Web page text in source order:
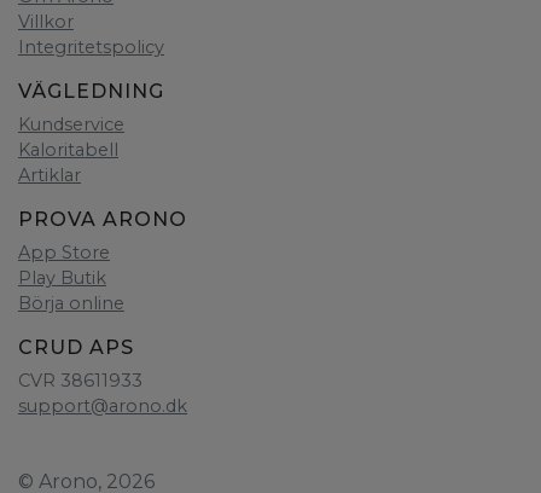
Villkor
Integritetspolicy
VÄGLEDNING
Kundservice
Kaloritabell
Artiklar
PROVA ARONO
App Store
Play Butik
Börja online
CRUD APS
CVR 38611933
support@arono.dk
© Arono, 2026